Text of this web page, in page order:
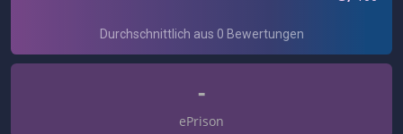
-
ePrison